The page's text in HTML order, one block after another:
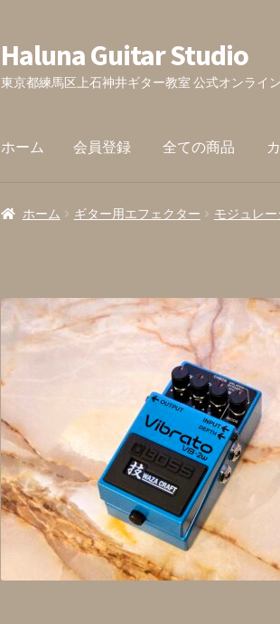
ナ
ビ
ゲ
シ
へ
プ
コ
ン
テ
ツ
キ
Haluna Guitar Studio
東京都練馬区上石神井ギター教室 公式オンライ
ホーム 会員登録 全ての商品
ホーム 会員登録 全ての商品 カート内 お問
ホーム ギター用エフェクター モジュレ